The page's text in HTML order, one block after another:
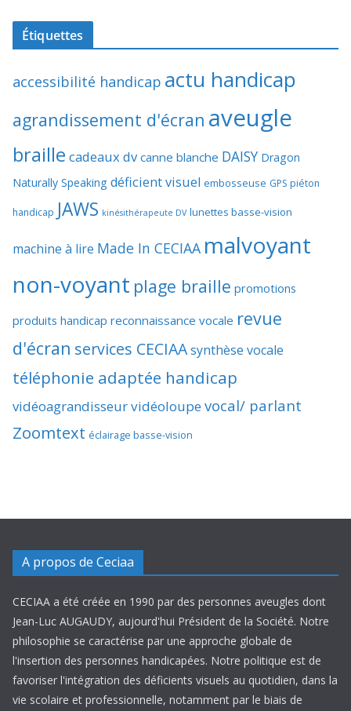
Étiquettes
accessibilité handicap actu handicap
agrandissement d'écran aveugle
braille cadeaux dv canne blanche DAISY Dragon
Naturally Speaking déficient visuel embosseuse GPS piéton
handicap JAWS kinésithérapeute DV lunettes basse-vision
machine à lire Made In CECIAA malvoyant
non-voyant plage braille promotions
produits handicap reconnaissance vocale revue
d'écran services CECIAAsynthèse vocale
téléphonie adaptée handicap
vidéoagrandisseurvidéoloupevocal/ parlant
Zoomtext éclairage basse-vision
A propos de Ceciaa
CECIAA a été créée en 1990 par des personnes aveugles dont
Jean-Luc AUGAUDY, aujourd'hui Président de la Société. Notre
philosophie se caractérise par une approche globale de
l'insertion des personnes handicapées. Notre politique est de
favoriser l'intégration des déficients visuels au quotidien, dans la
vie scolaire et professionnelle, notamment par le biais de